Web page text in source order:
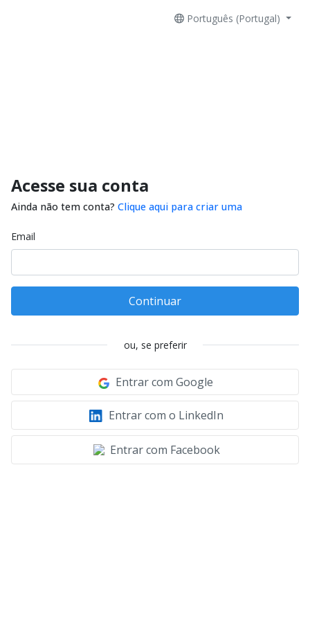
Português (Portugal)
Acesse sua conta
Ainda não tem conta? Clique aqui para criar uma
Email
Continuar
ou, se preferir
Entrar com Google
Entrar com o LinkedIn
Entrar com Facebook